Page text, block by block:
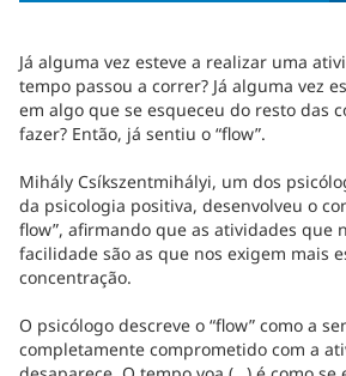
Já alguma vez esteve a realizar uma
tempo passou a correr? Já alguma vez
em algo que se esqueceu do resto das
fazer? Então, já sentiu o “flow”.
Mihály Csíkszentmihályi, um dos
da psicologia positiva, desenvolveu o
flow”, afirmando que as atividades que
facilidade são as que nos exigem mais
concentração.
O psicólogo descreve o “flow” como a
completamente comprometido com a